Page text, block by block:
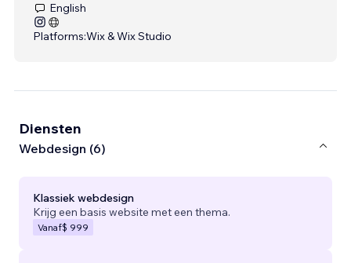
English
Platforms:Wix & Wix Studio
Diensten
Webdesign (6)
Klassiek webdesign
Krijg een basis website met een thema.
Vanaf$ 999